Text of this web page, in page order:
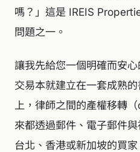
嗎？」這是 IREIS
問題之一。
讓我先給您一個明確而安
交易本就建立在一套成熟
上，律師之間的產權移轉
來都透過郵件、電子郵件
台北、香港或新加坡的買